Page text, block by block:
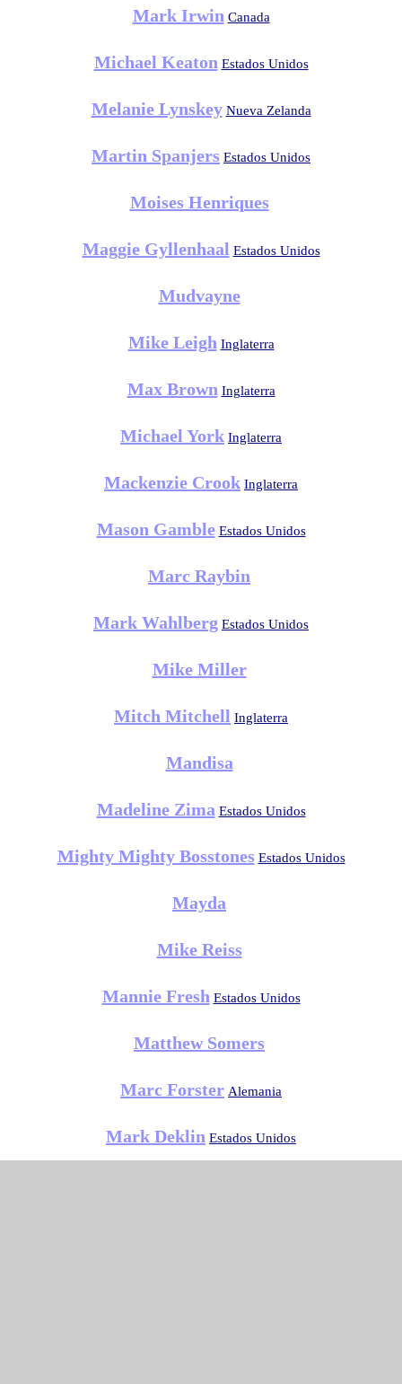
Mark Irwin Canada
Michael Keaton Estados Unidos
Melanie Lynskey Nueva Zelanda
Martin Spanjers Estados Unidos
Moises Henriques
Maggie Gyllenhaal Estados Unidos
Mudvayne
Mike Leigh Inglaterra
Max Brown Inglaterra
Michael York Inglaterra
Mackenzie Crook Inglaterra
Mason Gamble Estados Unidos
Marc Raybin
Mark Wahlberg Estados Unidos
Mike Miller
Mitch Mitchell Inglaterra
Mandisa
Madeline Zima Estados Unidos
Mighty Mighty Bosstones Estados Unidos
Mayda
Mike Reiss
Mannie Fresh Estados Unidos
Matthew Somers
Marc Forster Alemania
Mark Deklin Estados Unidos